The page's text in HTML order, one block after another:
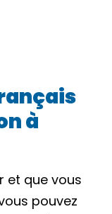
à
et que vous
pouvez